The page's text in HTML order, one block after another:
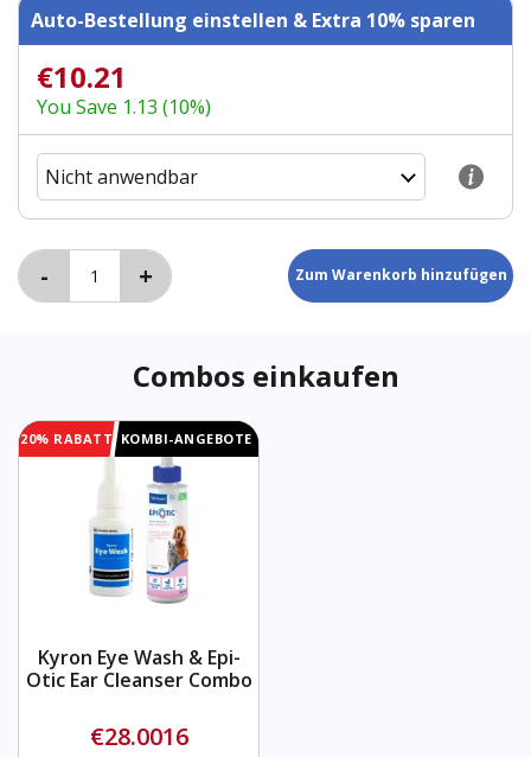
Auto-Bestellung einstellen & Extra 10% sparen
€10.21
You Save 1.13 (10%)
Combos einkaufen
20% RABATT KOMBI-ANGEBOTE
Kyron Eye Wash & Epi-
Otic Ear Cleanser Combo
€28.0016